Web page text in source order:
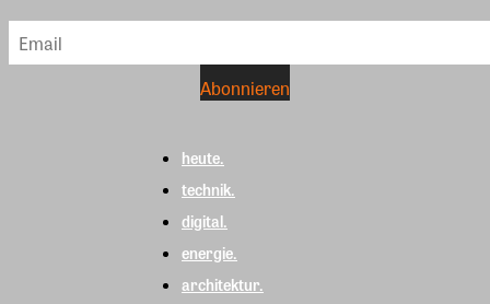
heute.
technik.
digital.
energie.
architektur.